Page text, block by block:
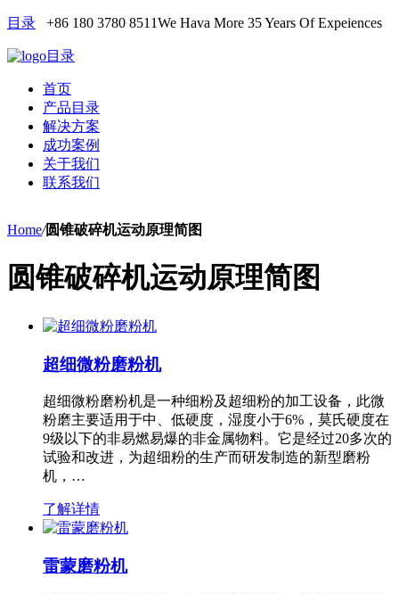
目录 +86 180 3780 8511We Hava More 35 Years Of Expeiences
目录
首页
产品目录
解决方案
成功案例
关于我们
联系我们
Home/圆锥破碎机运动原理简图
圆锥破碎机运动原理简图
超细微粉磨粉机
超细微粉磨粉机是一种细粉及超细粉的加工设备，此微
粉磨主要适用于中、低硬度，湿度小于6%，莫氏硬度在
9级以下的非易燃易爆的非金属物料。它是经过20多次的
试验和改进，为超细粉的生产而研发制造的新型磨粉
机，…
了解详情
雷蒙磨粉机